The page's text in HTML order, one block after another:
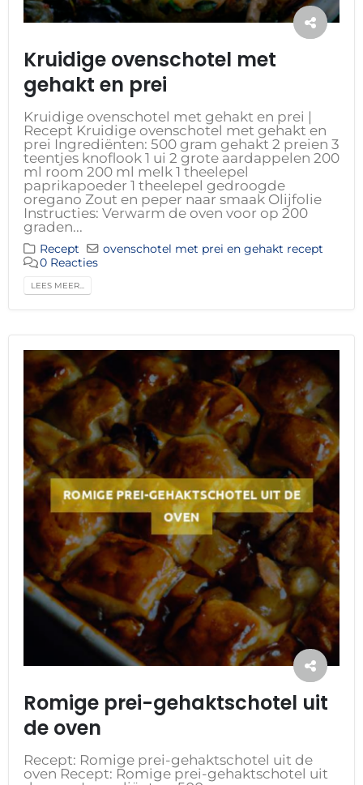
Kruidige ovenschotel met
gehakt en prei
Kruidige ovenschotel met gehakt en prei |
Recept Kruidige ovenschotel met gehakt en
prei Ingrediënten: 500 gram gehakt 2 preien 3
teentjes knoflook 1 ui 2 grote aardappelen 200
ml room 200 ml melk 1 theelepel
paprikapoeder 1 theelepel gedroogde
oregano Zout en peper naar smaak Olijfolie
Instructies: Verwarm de oven voor op 200
graden...
Recept
ovenschotel met prei en gehakt recept
0 Reacties
LEES MEER...
Romige prei-gehaktschotel uit
de oven
Recept: Romige prei-gehaktschotel uit de
oven Recept: Romige prei-gehaktschotel uit